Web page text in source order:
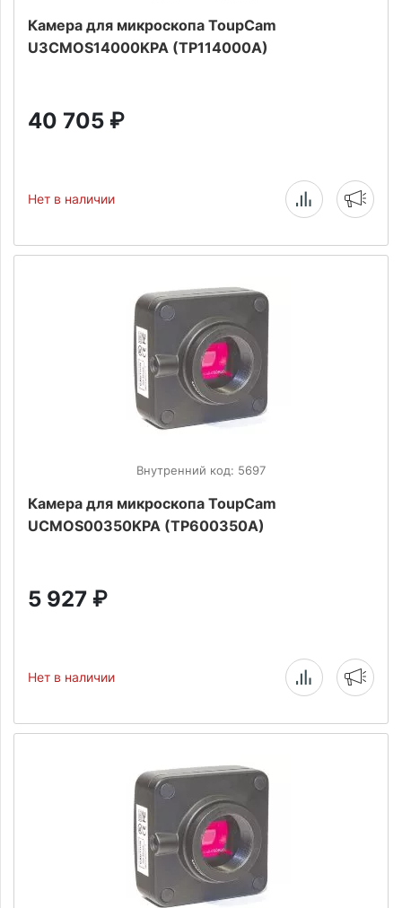
Камера для микроскопа ToupCam
U3CMOS14000KPA (TP114000A)
40 705 ₽
Нет в наличии
Внутренний код: 5697
Камера для микроскопа ToupCam
UCMOS00350KPA (TP600350A)
5 927 ₽
Нет в наличии